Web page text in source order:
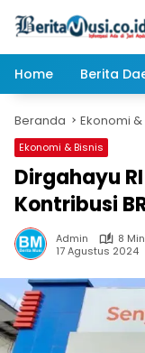
Home
Berita
Beranda Ekonomi &
Ekonomi & Bisnis
Dirgahayu
Kontribusi
Admin
8
17 Agustus 2024